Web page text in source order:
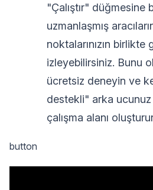
"Çalıştır" düğmesine
uzmanlaşmış
noktalarınızın birlikte
izleyebilirsiniz. Bunu
ücretsiz deneyin ve
destekli" arka
çalışma alanı
button